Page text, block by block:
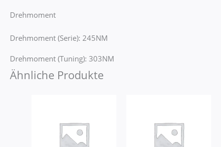
Drehmoment
Drehmoment (Serie): 245NM
Drehmoment (Tuning): 303NM
Ähnliche Produkte